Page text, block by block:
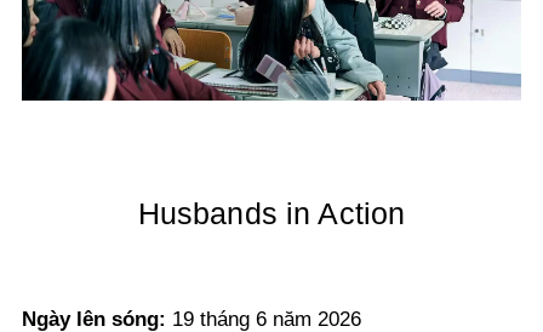
Husbands in Action
Ngày lên sóng: 19 tháng 6 năm 2026